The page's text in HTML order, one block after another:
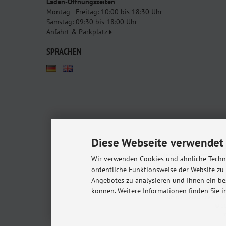
Montag - Freitag: 10:00 bis 18:30 Uhr
Samstag: 09:30 bis 18:00 Uhr
Anfahrt & Parkplatz
SPRACHEN
Babyshop.de - euer
Kindersitze, Babybettchen
Alle Preise inkl. gesetzl. MwSt. zzgl.
©
Diese Webseite
Wir verwenden Cookies und ähnliche
ordentliche Funktionsweise der Website
Angebotes zu analysieren und Ihnen ein
können. Weitere Informationen finden Sie